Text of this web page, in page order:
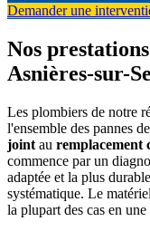
Demander une
Nos
Asnières-sur-
Les plombiers de notre
l'ensemble des pannes
joint au remplacement
commence par un
adaptée et la plus
systématique. Le
la plupart des cas en